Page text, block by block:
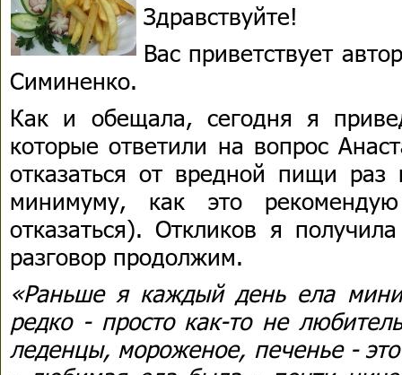
Здравствуйте!
Вас приветствует
Симиненко.
Как и обещала, сегодня я
которые ответили на вопрос
отказаться от вредной пищи
минимуму, как это
отказаться). Откликов я
разговор продолжим.
«Раньше я каждый день ела
редко - просто как-то не
леденцы, мороженое, печенье -